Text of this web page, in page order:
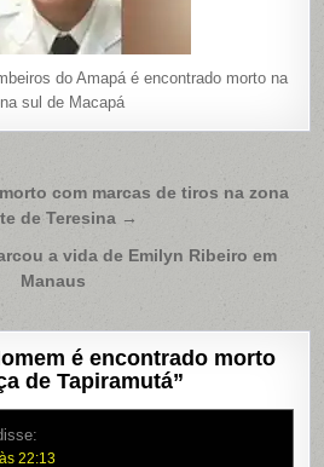
do Amapá é encontrado morto na
sul de Macapá
com marcas de tiros na zona
de Teresina →
a vida de Emilyn Ribeiro em
Manaus
é encontrado morto
de Tapiramutá”
22:13